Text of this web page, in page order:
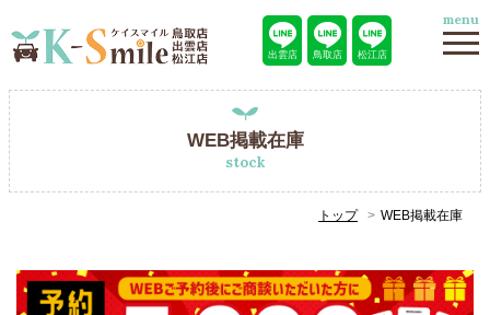
出雲店 鳥取店 松江店
menu
WEB掲載在庫
stock
トップ WEB掲載在庫